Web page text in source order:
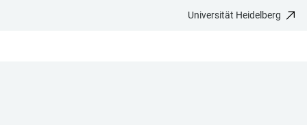
Universität Heidelberg